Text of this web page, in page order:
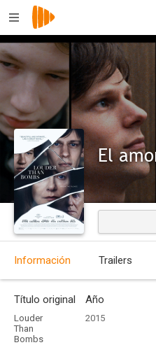
Información Trailers
Título original
Louder
Than
Bombs
Año
2015